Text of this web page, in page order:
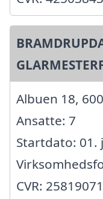
Albuen 18,
Ansatte: 7
Startdato: 01.
CVR: 25819071